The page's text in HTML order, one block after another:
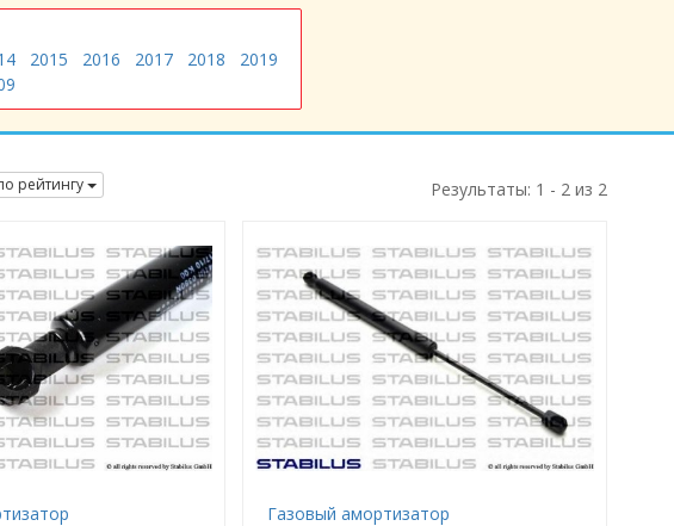
2015 2016 2017 2018
2019
рейтингу Результаты: 1 - 2 из 2
Газовый амортизатор